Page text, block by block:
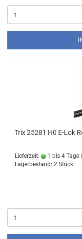
Trix 25281 H0 E-Lok
Lieferzeit: 1 bis 4 Tage
Lagerbestand: 2 Stück